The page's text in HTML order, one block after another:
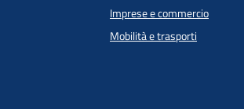
Imprese e commercio
Mobilità e trasporti